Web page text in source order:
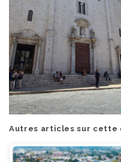
Autres articles sur cette